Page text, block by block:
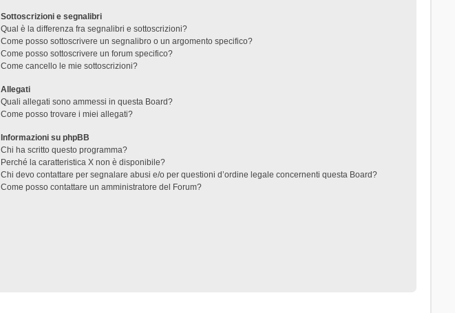
Sottoscrizioni e segnalibri
Qual è la differenza fra segnalibri e sottoscrizioni?
Come posso sottoscrivere un segnalibro o un argomento specifico?
Come posso sottoscrivere un forum specifico?
Come cancello le mie sottoscrizioni?
Allegati
Quali allegati sono ammessi in questa Board?
Come posso trovare i miei allegati?
Informazioni su phpBB
Chi ha scritto questo programma?
Perché la caratteristica X non è disponibile?
Chi devo contattare per segnalare abusi e/o per questioni d’ordine legale concernenti questa Board?
Come posso contattare un amministratore del Forum?